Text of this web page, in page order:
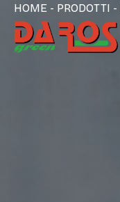
HOME- PRODOTTI -